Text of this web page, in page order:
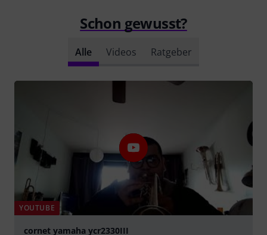
Schon gewusst?
Alle Videos Ratgeber
YOUTUBE
cornet yamaha ycr2330III